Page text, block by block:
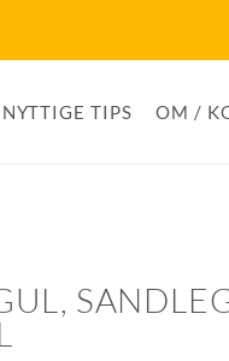
NYTTIGE TIPS OM /